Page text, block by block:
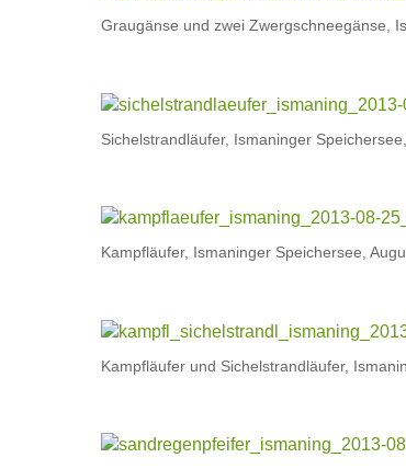
Graugänse und zwei Zwergschneegänse,
Sichelstrandläufer, Ismaninger
Kampfläufer, Ismaninger Speichersee,
Kampfläufer und Sichelstrandläufer,